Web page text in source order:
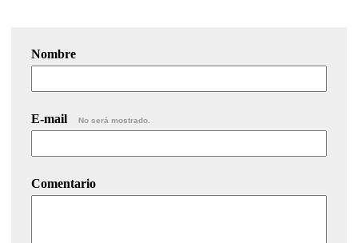
Nombre
E-mail No será mostrado.
Comentario